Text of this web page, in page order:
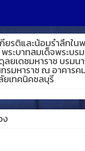
กียรติและน้อมรำลึกใน
ะบาทสมเด็จพระบรม
ยเดชมหาราช บรมน
รมหาราช ณ อาคารค
ยเทคนิคชลบุรี
ง